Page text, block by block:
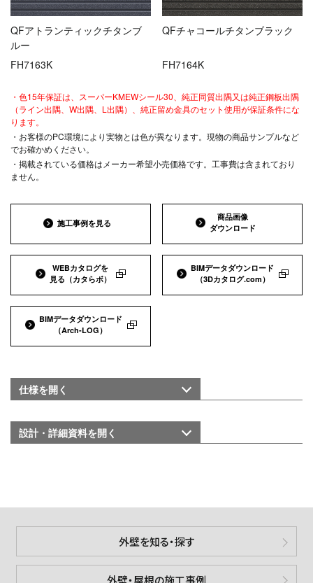
QFアトランティックチタンブ
ルー
FH7163K
QFチャコールチタンブラック
FH7164K
・色15年保証は、スーパーKMEWシール30、純正同質出隅又は純正鋼板出隅
（ライン出隅、W出隅、L出隅）、純正留め金具のセット使用が保証条件にな
ります。
・お客様のPC環境により実物とは色が異なります。現物の商品サンプルなど
でお確かめください。
・掲載されている価格はメーカー希望小売価格です。工事費は含まれており
ません。
施工事例を見る
商品画像
ダウンロード
WEBカタログを
見る （カタらボ）
BIMデータダウンロード
（3Dカタログ.com）
BIMデータダウンロード
（Arch-LOG）
仕様を開く
設計・詳細資料を開く
外壁を知る・探す
外壁・屋根の施工事例